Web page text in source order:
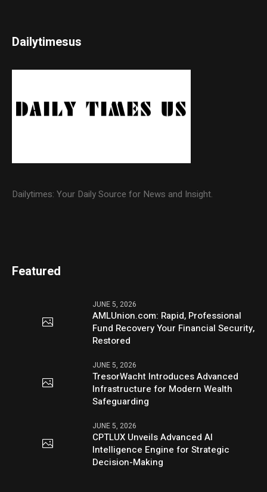
Dailytimesus
Dailytimes: Your Daily Source for News and Insight.
Featured
JUNE 5, 2026
AMLUnion.com: Rapid, Professional
Fund Recovery Your Financial Security,
Restored
JUNE 5, 2026
TresorWacht Introduces Advanced
Infrastructure for Modern Wealth
Safeguarding
JUNE 5, 2026
CPTLUX Unveils Advanced AI
Intelligence Engine for Strategic
Decision-Making